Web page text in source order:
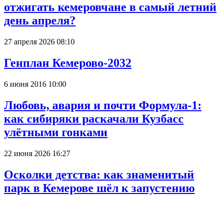
отжигать кемеровчане в самый летний
день апреля?
27 апреля 2026 08:10
Генплан Кемерово-2032
6 июня 2016 10:00
Любовь, авария и почти Формула-1:
как сибиряки раскачали Кузбасс
улётными гонками
22 июня 2026 16:27
Осколки детства: как знаменитый
парк в Кемерове шёл к запустению